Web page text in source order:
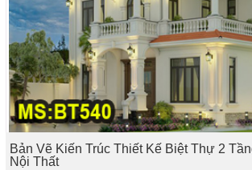
Bản Vẽ Kiến Trúc Thiết Kế Biệt Thự 2
Nội Thất